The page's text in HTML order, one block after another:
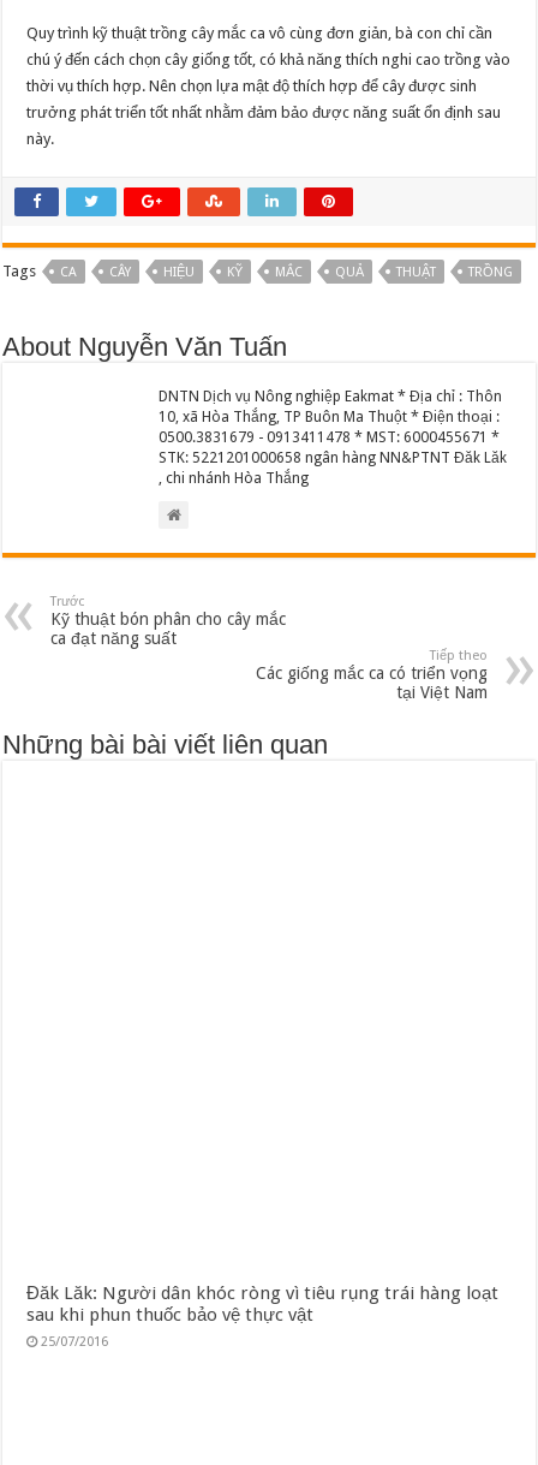
Quy trình kỹ thuật trồng cây mắc ca vô cùng đơn giản, bà con chỉ cần
chú ý đến cách chọn cây giống tốt, có khả năng thích nghi cao trồng vào
thời vụ thích hợp. Nên chọn lựa mật độ thích hợp để cây được sinh
trưởng phát triển tốt nhất nhằm đảm bảo được năng suất ổn định sau
này.
Tags CA CÂY HIỆU KỸ MẮC QUẢ THUẬT TRỒNG
About Nguyễn Văn Tuấn
DNTN Dịch vụ Nông nghiệp Eakmat * Địa chỉ : Thôn
10, xã Hòa Thắng, TP Buôn Ma Thuột * Điện thoại :
0500.3831679 - 0913411478 * MST: 6000455671 *
STK: 5221201000658 ngân hàng NN&PTNT Đăk Lăk
, chi nhánh Hòa Thắng
Trước
Kỹ thuật bón phân cho cây mắc
ca đạt năng suất
Tiếp theo
Các giống mắc ca có triển vọng
tại Việt Nam
Những bài bài viết liên quan
Đăk Lăk: Người dân khóc ròng vì tiêu rụng trái hàng loạt
sau khi phun thuốc bảo vệ thực vật
25/07/2016